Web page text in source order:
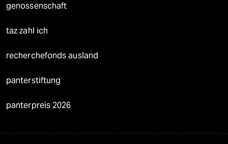
genossenschaft
taz zahl ich
recherchefonds ausland
panterstiftung
panterpreis 2026